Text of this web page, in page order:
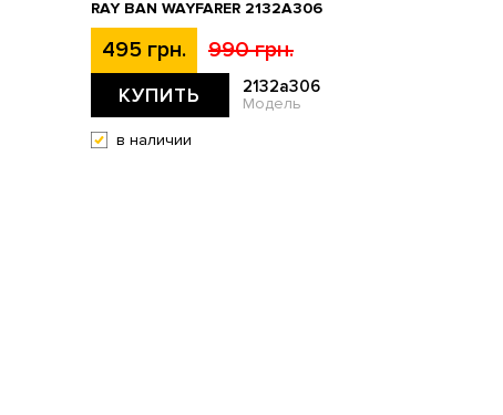
RAY BAN WAYFARER 2132A306
495 грн. 990 грн.
КУПИТЬ 2132a306
Модель
в наличии